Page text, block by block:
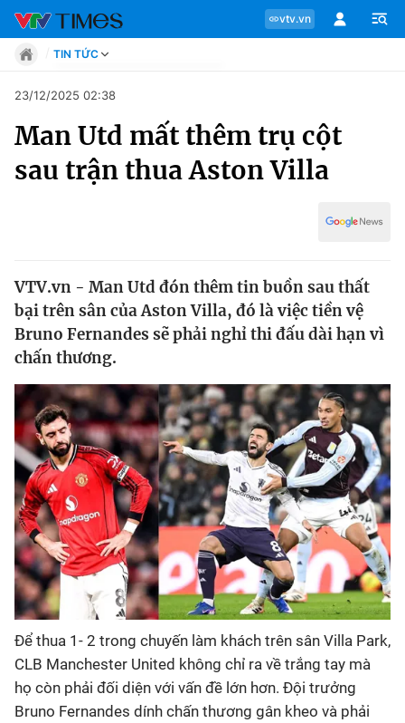
vtv.vn
Chuyên mục
Tin tức
Phong cách
Chân dung
Sự kiện
Bóng đá
Thể thao Điện tử
Các môn khác
VIDEO
Bên lề
TIN TỨC
Move
Phong cách
Sự kiện
Bên lề
23/12/2025 02:38
Man Utd mất thêm trụ cột
sau trận thua Aston Villa
VTV.vn - Man Utd đón thêm tin buồn sau thất
bại trên sân của Aston Villa, đó là việc tiền vệ
Bruno Fernandes sẽ phải nghỉ thi đấu dài hạn vì
chấn thương.
Để thua 1- 2 trong chuyến làm khách trên sân Villa Park,
CLB Manchester United không chỉ ra về trắng tay mà
họ còn phải đối diện với vấn đề lớn hơn. Đội trưởng
Bruno Fernandes dính chấn thương gân kheo và phải